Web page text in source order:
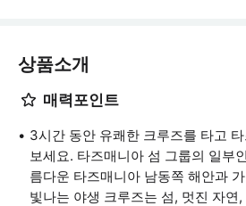
상품소개
매력포인트
3시간 동안 유쾌한 크루즈를 타고
보세요. 타즈매니아 섬 그룹의 일부
름다운 타즈매니아 남동쪽 해안과
빛나는 야생 크루즈는 섬, 멋진 자연